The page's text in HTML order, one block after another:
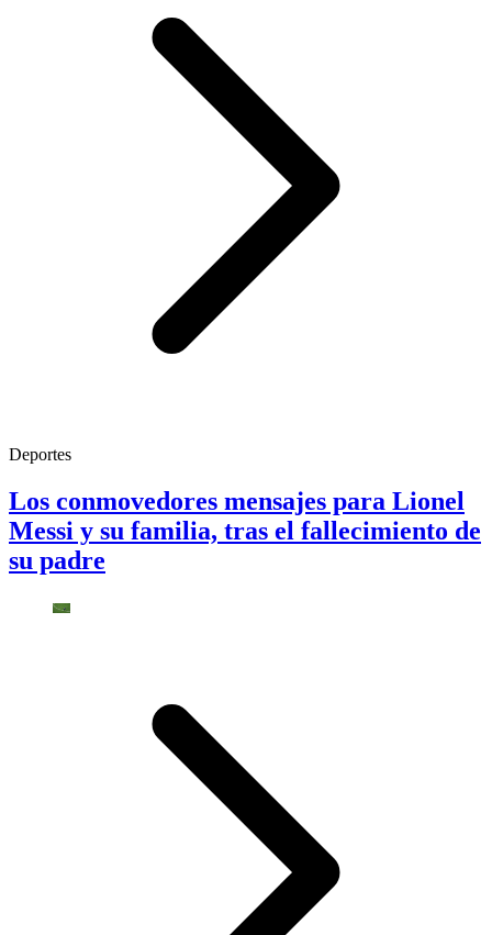
Deportes
Los conmovedores mensajes para Lionel
Messi y su familia, tras el fallecimiento de
su padre